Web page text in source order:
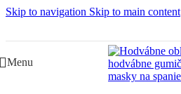
Skip to navigation Skip to main content
Menu